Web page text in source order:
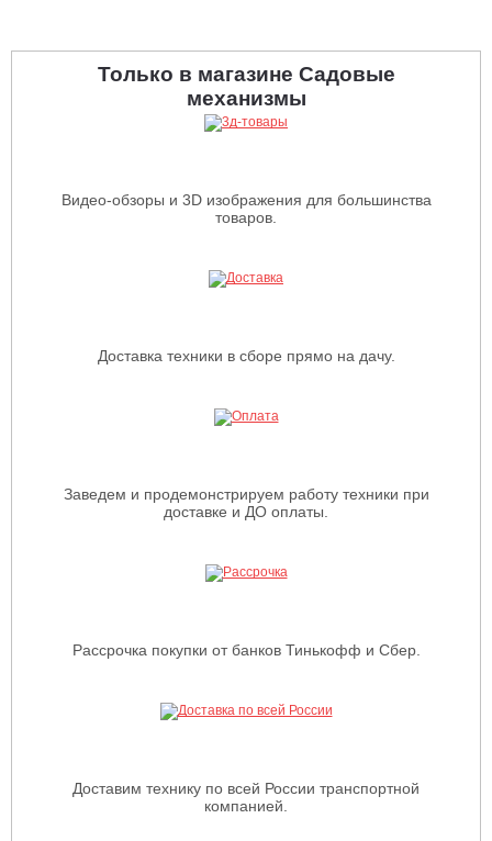
Только в магазине Садовые
механизмы
Видео-обзоры и 3D изображения для большинства
товаров.
Доставка техники в сборе прямо на дачу.
Заведем и продемонстрируем работу техники при
доставке и ДО оплаты.
Рассрочка покупки от банков Тинькофф и Сбер.
Доставим технику по всей России транспортной
компанией.